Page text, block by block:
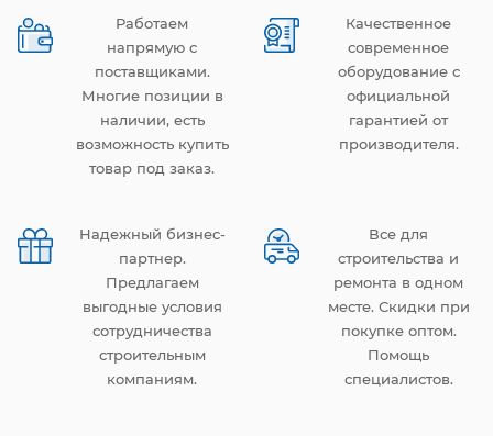
Работаем
напрямую с
поставщиками.
Многие позиции в
наличии, есть
возможность купить
товар под заказ.
Качественное
современное
оборудование с
официальной
гарантией от
производителя.
Надежный бизнес-
партнер.
Предлагаем
выгодные условия
сотрудничества
строительным
компаниям.
Все для
строительства и
ремонта в одном
месте. Скидки при
покупке оптом.
Помощь
специалистов.